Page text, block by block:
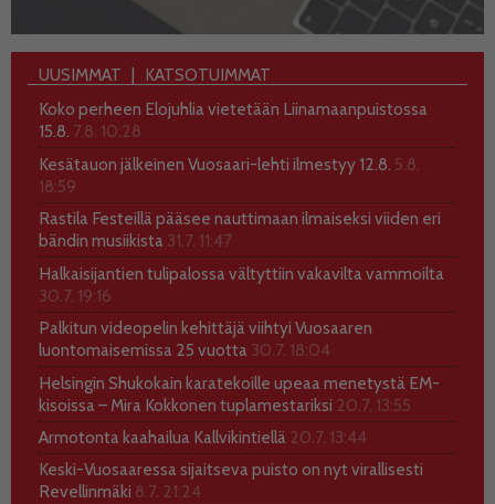
UUSIMMAT
KATSOTUIMMAT
Koko perheen Elojuhlia vietetään Liinamaanpuistossa
15.8. 7.8. 10:28
Kesätauon jälkeinen Vuosaari-lehti ilmestyy 12.8. 5.8.
18:59
Rastila Festeillä pääsee nauttimaan ilmaiseksi viiden eri
bändin musiikista 31.7. 11:47
Halkaisijantien tulipalossa vältyttiin vakavilta vammoilta
30.7. 19:16
Palkitun videopelin kehittäjä viihtyi Vuosaaren
luontomaisemissa 25 vuotta 30.7. 18:04
Helsingin Shukokain karatekoille upeaa menetystä EM-
kisoissa – Mira Kokkonen tuplamestariksi 20.7. 13:55
Armotonta kaahailua Kallvikintiellä 20.7. 13:44
Keski-Vuosaaressa sijaitseva puisto on nyt virallisesti
Revellinmäki 8.7. 21:24